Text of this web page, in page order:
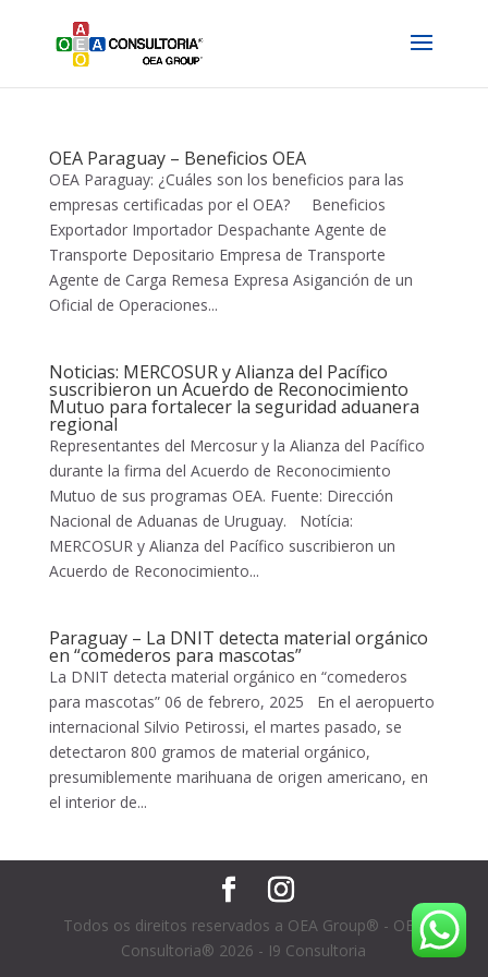
OEA Paraguay – Beneficios OEA
OEA Paraguay: ¿Cuáles son los beneficios para las
empresas certificadas por el OEA? Beneficios
Exportador Importador Despachante Agente de
Transporte Depositario Empresa de Transporte
Agente de Carga Remesa Expresa Asiganción de un
Oficial de Operaciones...
Noticias: MERCOSUR y Alianza del Pacífico
suscribieron un Acuerdo de Reconocimiento
Mutuo para fortalecer la seguridad aduanera
regional
Representantes del Mercosur y la Alianza del Pacífico
durante la firma del Acuerdo de Reconocimiento
Mutuo de sus programas OEA. Fuente: Dirección
Nacional de Aduanas de Uruguay. Notícia:
MERCOSUR y Alianza del Pacífico suscribieron un
Acuerdo de Reconocimiento...
Paraguay – La DNIT detecta material orgánico
en “comederos para mascotas”
La DNIT detecta material orgánico en “comederos
para mascotas” 06 de febrero, 2025 En el aeropuerto
internacional Silvio Petirossi, el martes pasado, se
detectaron 800 gramos de material orgánico,
presumiblemente marihuana de origen americano, en
el interior de...
Todos os direitos reservados a OEA Group® - OEA
Consultoria® 2026 - I9 Consultoria